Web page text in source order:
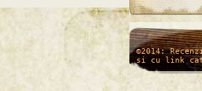
/* */
©2014:
si cu link